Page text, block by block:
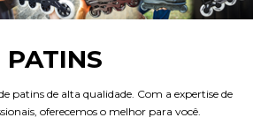
PATINS
patins de alta qualidade. Com a expertise de
oferecemos o melhor para você.